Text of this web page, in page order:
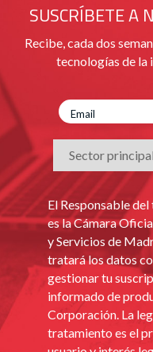
SUSCRÍBETE A
Recibe, cada dos
tecnologías de la
El Responsable
es la Cámara
y Servicios de
tratará los datos
gestionar tu
informado de
Corporación. La
tratamiento es el